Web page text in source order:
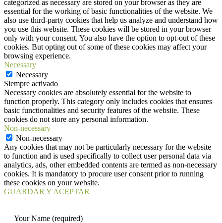
categorized as necessary are stored on your browser as they are
essential for the working of basic functionalities of the website. We
also use third-party cookies that help us analyze and understand how
you use this website. These cookies will be stored in your browser
only with your consent. You also have the option to opt-out of these
cookies. But opting out of some of these cookies may affect your
browsing experience.
Necessary
Necessary
Siempre activado
Necessary cookies are absolutely essential for the website to
function properly. This category only includes cookies that ensures
basic functionalities and security features of the website. These
cookies do not store any personal information.
Non-necessary
Non-necessary
Any cookies that may not be particularly necessary for the website
to function and is used specifically to collect user personal data via
analytics, ads, other embedded contents are termed as non-necessary
cookies. It is mandatory to procure user consent prior to running
these cookies on your website.
GUARDAR Y ACEPTAR
Your Name (required)